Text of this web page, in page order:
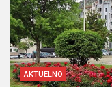
AKTUELNO